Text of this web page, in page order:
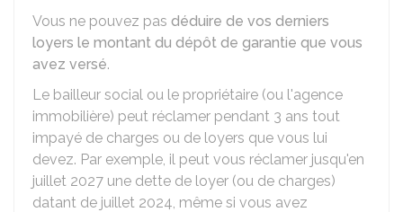
Vous ne pouvez pas déduire de vos derniers
loyers le montant du dépôt de garantie que vous
avez versé.
Le bailleur social ou le propriétaire (ou l'agence
immobilière) peut réclamer pendant 3 ans tout
impayé de charges ou de loyers que vous lui
devez. Par exemple, il peut vous réclamer jusqu'en
juillet 2027 une dette de loyer (ou de charges)
datant de juillet 2024, même si vous avez